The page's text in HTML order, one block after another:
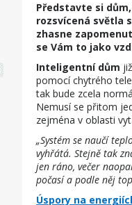
Představte si
rozsvícená světla
zhasne
se Vám to jako
Inteligentní dům
pomocí chytrého
tak bude zcela
Nemusí se přitom
zejména v oblasti
„Systém se naučí
vyhřátá. Stejně tak
jen ráno, večer
počasí a podle něj
Úspory na